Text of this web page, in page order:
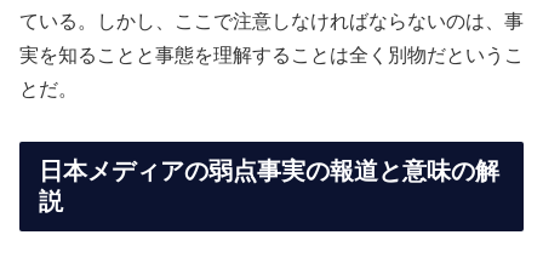
ている。しかし、ここで注意しなければならないのは、事
実を知ることと事態を理解することは全く別物だというこ
とだ。
日本メディアの弱点事実の報道と意味の解
説